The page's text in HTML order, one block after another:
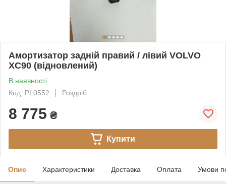
Амортизатор задній правий / лівий VOLVO
XC90 (відновлений)
В наявності
Код: PL0552
Роздріб
8 775 ₴
Купити
Опис Характеристики Доставка Оплата Умови